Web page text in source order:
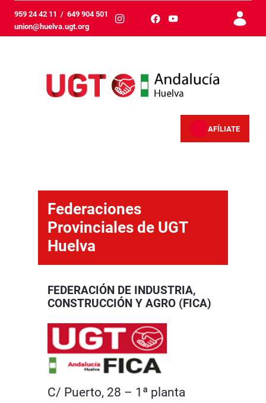
跳转到主内容
959 24 42 11 / 649 904 501
union@huelva.ugt.org
AFÍLIATE
Federaciones
Provinciales de UGT
Huelva
FEDERACIÓN DE INDUSTRIA,
CONSTRUCCIÓN Y AGRO (FICA)
C/ Puerto, 28 – 1ª planta